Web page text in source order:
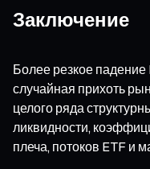
Заключение
Более резкое
случайная прихоть
целого ряда
ликвидности,
плеча, потоков ETF и